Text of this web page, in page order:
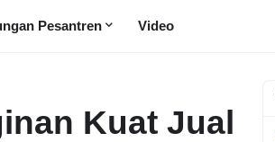
Pesantren Video
Kuat Jual